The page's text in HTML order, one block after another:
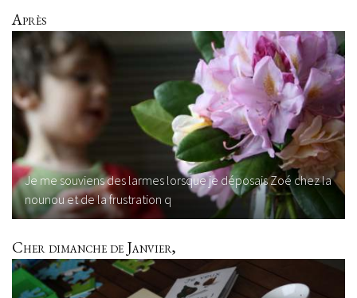
Après
Je me souviens des larmes lorsque je déposais Zoé chez la
nounou et de la frustration q
Cher dimanche de Janvier,